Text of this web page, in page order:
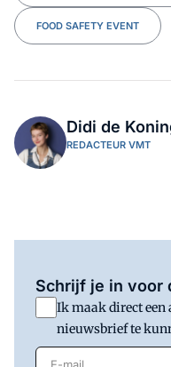
FOOD SAFETY EVENT
Didi de
REDACTEUR VMT
Schrijf je in voor
Ik maak direct een
nieuwsbrief te
E-mail